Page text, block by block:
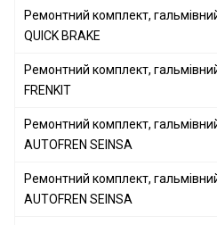
Ремонтний комплект,
FRENKIT
Ремонтний комплект,
QUICK BRAKE
Ремонтний комплект,
FRENKIT
Ремонтний комплект,
AUTOFREN SEINSA
Ремонтний комплект,
AUTOFREN SEINSA